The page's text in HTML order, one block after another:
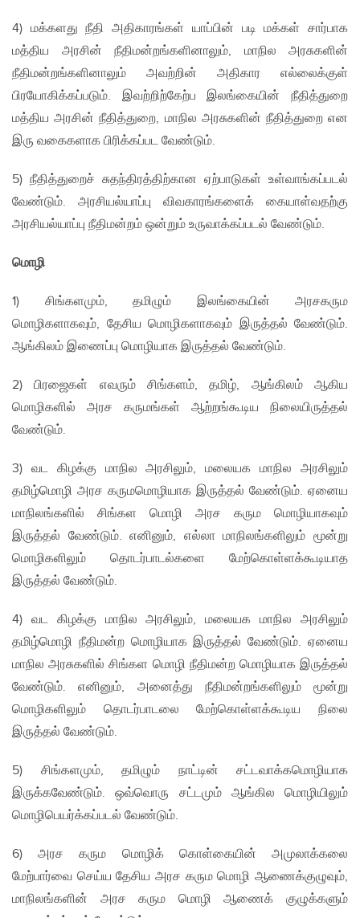
4) மக்களது நீதி அதிகாரங்கள் யாப்பின் படி மக்கள் சார்பாக
மத்திய அரசின் நீதிமன்றங்களினாலும், மாநில அரசுகளின்
நீதிமன்றங்களினாலும் அவற்றின் அதிகார எல்லைக்குள்
பிரயோகிக்கப்படும். இவற்றிற்கேற்ப இலங்கையின் நீதித்துறை
மத்திய அரசின் நீதித்துறை, மாநில அரசுகளின் நீதித்துறை என
இரு வகைகளாக பிரிக்கப்பட வேண்டும்.
5) நீதித்துறைச் சுதந்திரத்திற்கான ஏற்பாடுகள் உள்வாங்கப்படல்
வேண்டும். அரசியல்யாப்பு விவகாரங்களைக் கையாள்வதற்கு
அரசியல்யாப்பு நீதிமன்றம் ஒன்றும் உருவாக்கப்படல் வேண்டும்.
மொழி
1) சிங்களமும், தமிழும் இலங்கையின் அரசகரும
மொழிகளாகவும், தேசிய மொழிகளாகவும் இருத்தல் வேண்டும்.
ஆங்கிலம் இணைப்பு மொழியாக இருத்தல் வேண்டும்.
2) பிரஜைகள் எவரும் சிங்களம், தமிழ், ஆங்கிலம் ஆகிய
மொழிகளில் அரச கருமங்கள் ஆற்றங்கூடிய நிலையிருத்தல்
வேண்டும்.
3) வட கிழக்கு மாநில அரசிலும், மலையக மாநில அரசிலும்
தமிழ்மொழி அரச கருமமொழியாக இருத்தல் வேண்டும். ஏனைய
மாநிலங்களில் சிங்கள மொழி அரச கரும மொழியாகவும்
இருத்தல் வேண்டும். எனினும், எல்லா மாநிலங்களிலும் மூன்று
மொழிகளிலும் தொடர்பாடல்களை மேற்கொள்ளக்கூடியாத
இருத்தல் வேண்டும்.
4) வட கிழக்கு மாநில அரசிலும், மலையக மாநில அரசிலும்
தமிழ்மொழி நீதிமன்ற மொழியாக இருத்தல் வேண்டும். ஏனைய
மாநில அரசுகளில் சிங்கள மொழி நீதிமன்ற மொழியாக இருத்தல்
வேண்டும். எனினும், அனைத்து நீதிமன்றங்களிலும் மூன்று
மொழிகளிலும் தொடர்பாடலை மேற்கொள்ளக்கூடிய நிலை
இருத்தல் வேண்டும்.
5) சிங்களமும், தமிழும் நாட்டின் சட்டவாக்கமொழியாக
இருக்கவேண்டும். ஒவ்வொரு சட்டமும் ஆங்கில மொழியிலும்
மொழிபெயர்க்கப்படல் வேண்டும்.
6) அரச கரும மொழிக் கொள்கையின் அமுலாக்கலை
மேற்பார்வை செய்ய தேசிய அரச கரும மொழி ஆணைக்குழுவும்,
மாநிலங்களின் அரச கரும மொழி ஆணைக் குழுக்களும்